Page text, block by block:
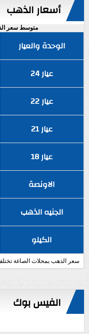
أسعار الذهب
متوسط سعر
الوحدة والعيار
عيار 24
عيار 22
عيار 21
عيار 18
الاونصة
الجنيه الذهب
الكيلو
سعر الذهب بمحلات الصاغة
الفيس بوك